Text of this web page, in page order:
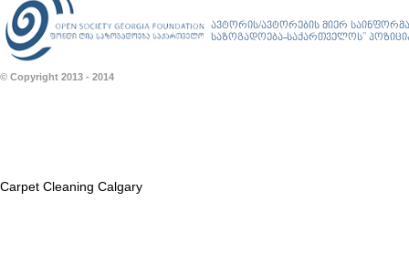
ავტორის/ავტორების მიერ
საზოგადოება-საქართველოს”
© Copyright 2013 - 2014
Carpet Cleaning Calgary